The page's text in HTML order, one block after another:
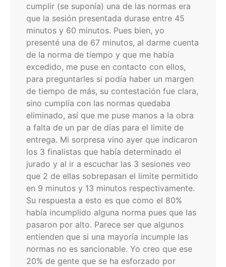
cumplir (se suponía) una de las normas era
que la sesión presentada durase entre 45
minutos y 60 minutos. Pues bien, yo
presenté una de 67 minutos, al darme cuenta
de la norma de tiempo y que me había
excedido, me puse en contacto con ellos,
para preguntarles si podía haber un margen
de tiempo de más, su contestación fue clara,
sino cumplía con las normas quedaba
eliminado, así que me puse manos a la obra
a falta de un par de días para el limite de
entrega. Mi sorpresa vino ayer que indicaron
los 3 finalistas que había determinado el
jurado y al ir a escuchar las 3 sesiones veo
que 2 de ellas sobrepasan el limite permitido
en 9 minutos y 13 minutos respectivamente.
Su respuesta a esto es que como el 80%
había incumplido alguna norma pues que las
pasaron por alto. Parece ser que algunos
entienden que si una mayoría incumple las
normas no es sancionable. Yo creo que ese
20% de gente que se ha esforzado por